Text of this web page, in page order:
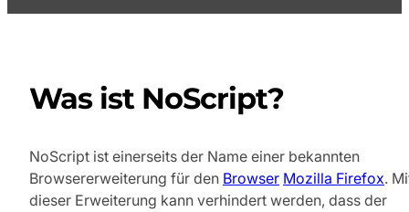
Was ist NoScript?
NoScript ist einerseits der Name einer bekannten
Browsererweiterung für den Browser Mozilla Firefox.
dieser Erweiterung kann verhindert werden, dass der